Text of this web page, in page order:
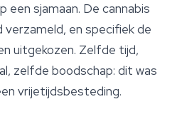
een sjamaan. De cannabis
verzameld, en specifiek de
uitgekozen. Zelfde tijd,
zelfde boodschap: dit was
vrijetijdsbesteding.